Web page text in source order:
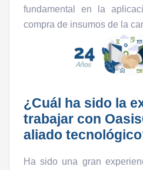
fundamental en la
compra de insumos de la
¿Cuál ha sido la
trabajar con
aliado
Ha sido una gran